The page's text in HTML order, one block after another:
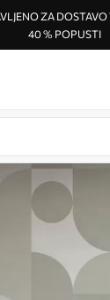
ZA DOSTAVO
40 % POPUSTI